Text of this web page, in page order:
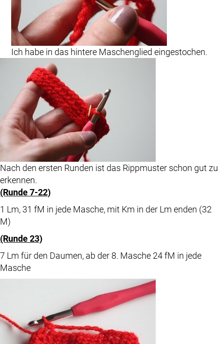
Ich habe in das hintere Maschenglied eingestochen.
Nach den ersten Runden ist das Rippmuster schon gut zu
erkennen.
(Runde 7-22)
1 Lm, 31 fM in jede Masche, mit Km in der Lm enden (32
M)
(Runde 23)
7 Lm für den Daumen, ab der 8. Masche 24 fM in jede
Masche